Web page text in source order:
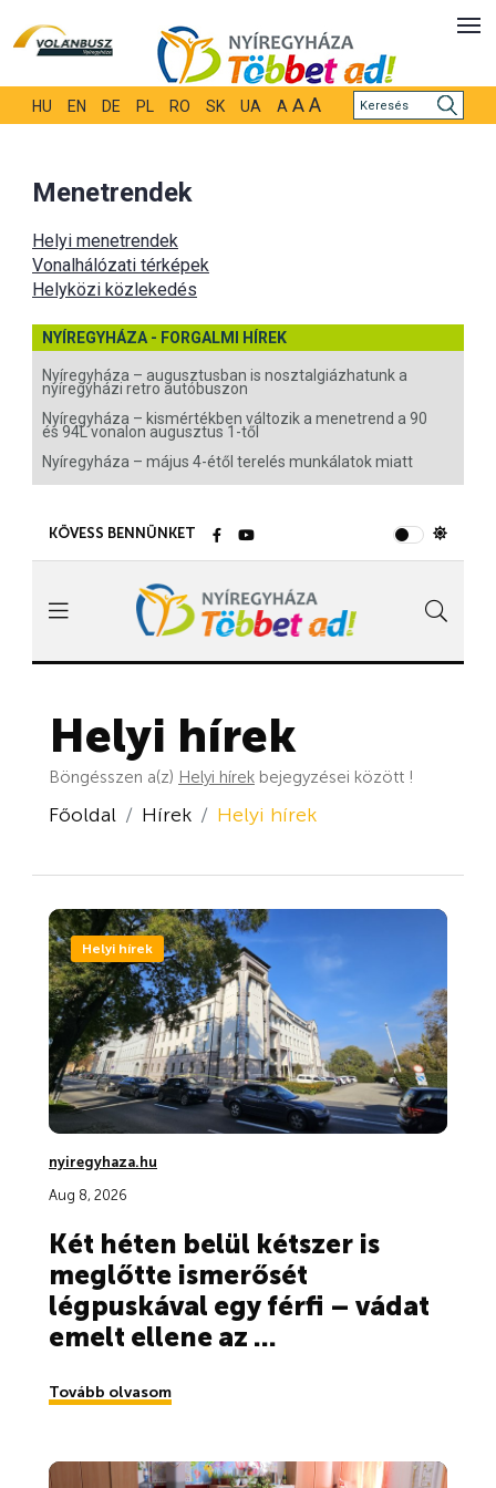
HU EN DE PL RO SK UA A A A
Menetrendek
Helyi menetrendek
Vonalhálózati térképek
Helyközi közlekedés
NYÍREGYHÁZA - FORGALMI HÍREK
Nyíregyháza – augusztusban is nosztalgiázhatunk a
nyíregyházi retro autóbuszon
Nyíregyháza – kismértékben változik a menetrend a 90
és 94L vonalon augusztus 1-től
Nyíregyháza – május 4-étől terelés munkálatok miatt